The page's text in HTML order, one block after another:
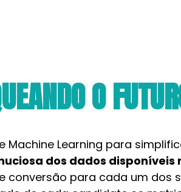
O
Machine Learning para
dos dados disponíveis
para cada um dos